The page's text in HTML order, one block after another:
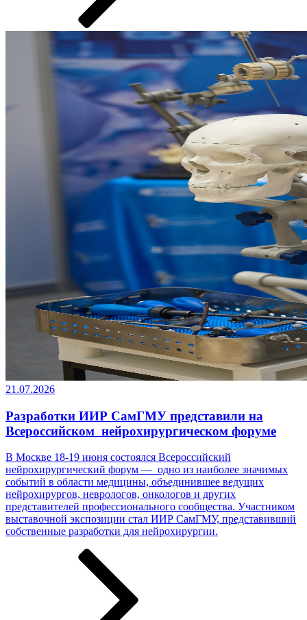
21.07.2026
Разработки ИИР СамГМУ представили на
Всероссийском нейрохирургическом форуме
В Москве 18-19 июня состоялся Всероссийский
нейрохирургический форум — одно из наиболее значимых
событий в области медицины, объединившее ведущих
нейрохирургов, неврологов, онкологов и других
представителей профессионального сообщества. Участником
выставочной экспозиции стал ИИР СамГМУ, представивший
собственные разработки ­­­для нейрохирургии.